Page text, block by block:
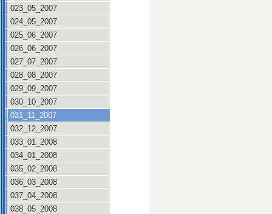
023_05_2007
024_05_2007
025_06_2007
026_06_2007
027_07_2007
028_08_2007
029_09_2007
030_10_2007
031_11_2007
032_12_2007
033_01_2008
034_01_2008
035_02_2008
036_03_2008
037_04_2008
038_05_2008